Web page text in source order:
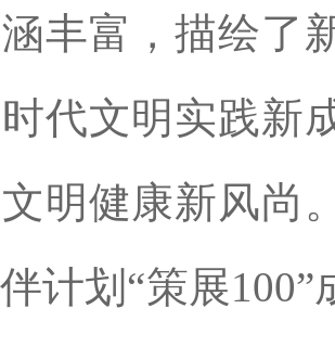
丰富，描绘了
代文明实践新
明健康新风尚
计划“策展